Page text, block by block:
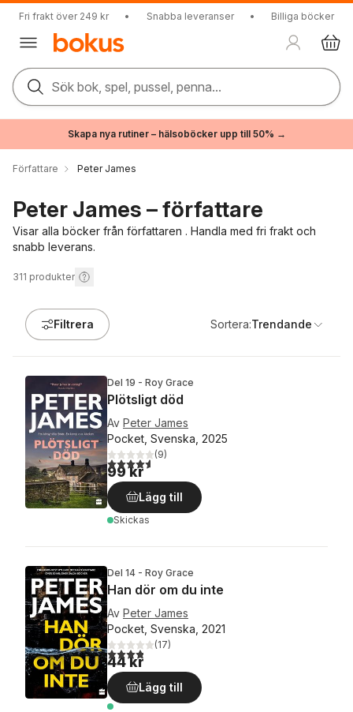
Fri frakt över 249 kr • Snabba leveranser • Billiga böcker
Sök bok, spel, pussel, penna...
Skapa nya rutiner – hälsoböcker upp till 50% →
Författare Peter James
Peter James – författare
Visar alla böcker från författaren . Handla med fri frakt och
snabb leverans.
311 produkter
Filtrera Sortera:Trendande
Del 19 - Roy Grace
Plötsligt död
Av Peter James
Pocket, Svenska, 2025
4,6utav 5 stjärnor. Totalt antal röster:
(9)
99 kr
Lägg till
Skickas
Del 14 - Roy Grace
Han dör om du inte
Av Peter James
Pocket, Svenska, 2021
3,8utav 5 stjärnor. Totalt antal röster:
(17)
44 kr
Lägg till